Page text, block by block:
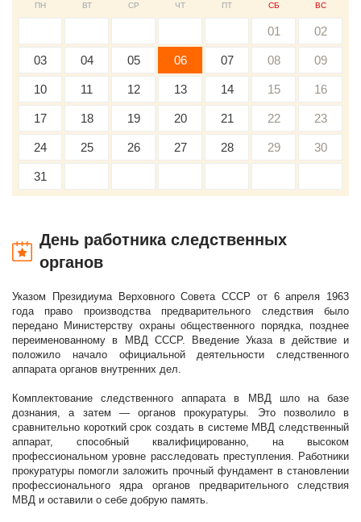
ПН ВТ СР ЧТ ПТ СБ ВС
01 02
03 04 05 06 07 08 09
10 11 12 13 14 15 16
17 18 19 20 21 22 23
24 25 26 27 28 29 30
31
День работника следственных
органов
Указом Президиума Верховного Совета СССР от 6 апреля 1963
года право производства предварительного следствия было
передано Министерству охраны общественного порядка, позднее
переименованному в МВД СССР. Введение Указа в действие и
положило начало официальной деятельности следственного
аппарата органов внутренних дел.
Комплектование следственного аппарата в МВД шло на базе
дознания, а затем — органов прокуратуры. Это позволило в
сравнительно короткий срок создать в системе МВД следственный
аппарат, способный квалифицированно, на высоком
профессиональном уровне расследовать преступления. Работники
прокуратуры помогли заложить прочный фундамент в становлении
профессионального ядра органов предварительного следствия
МВД и оставили о себе добрую память.